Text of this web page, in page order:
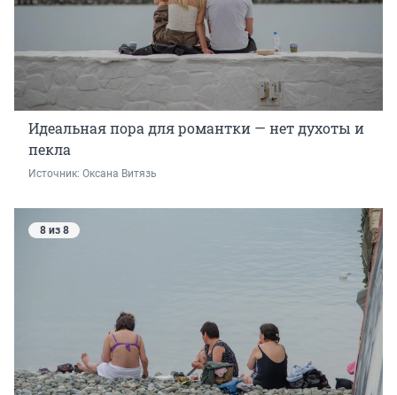
Идеальная пора для романтки — нет духоты и
пекла
Источник: Оксана Витязь
8 из 8